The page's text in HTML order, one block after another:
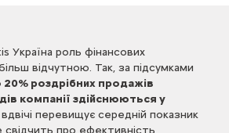
Україна роль фінансових
відчутною. Так, за підсумками
20% роздрібних продажів
компанії здійснюються у
перевищує середній показник